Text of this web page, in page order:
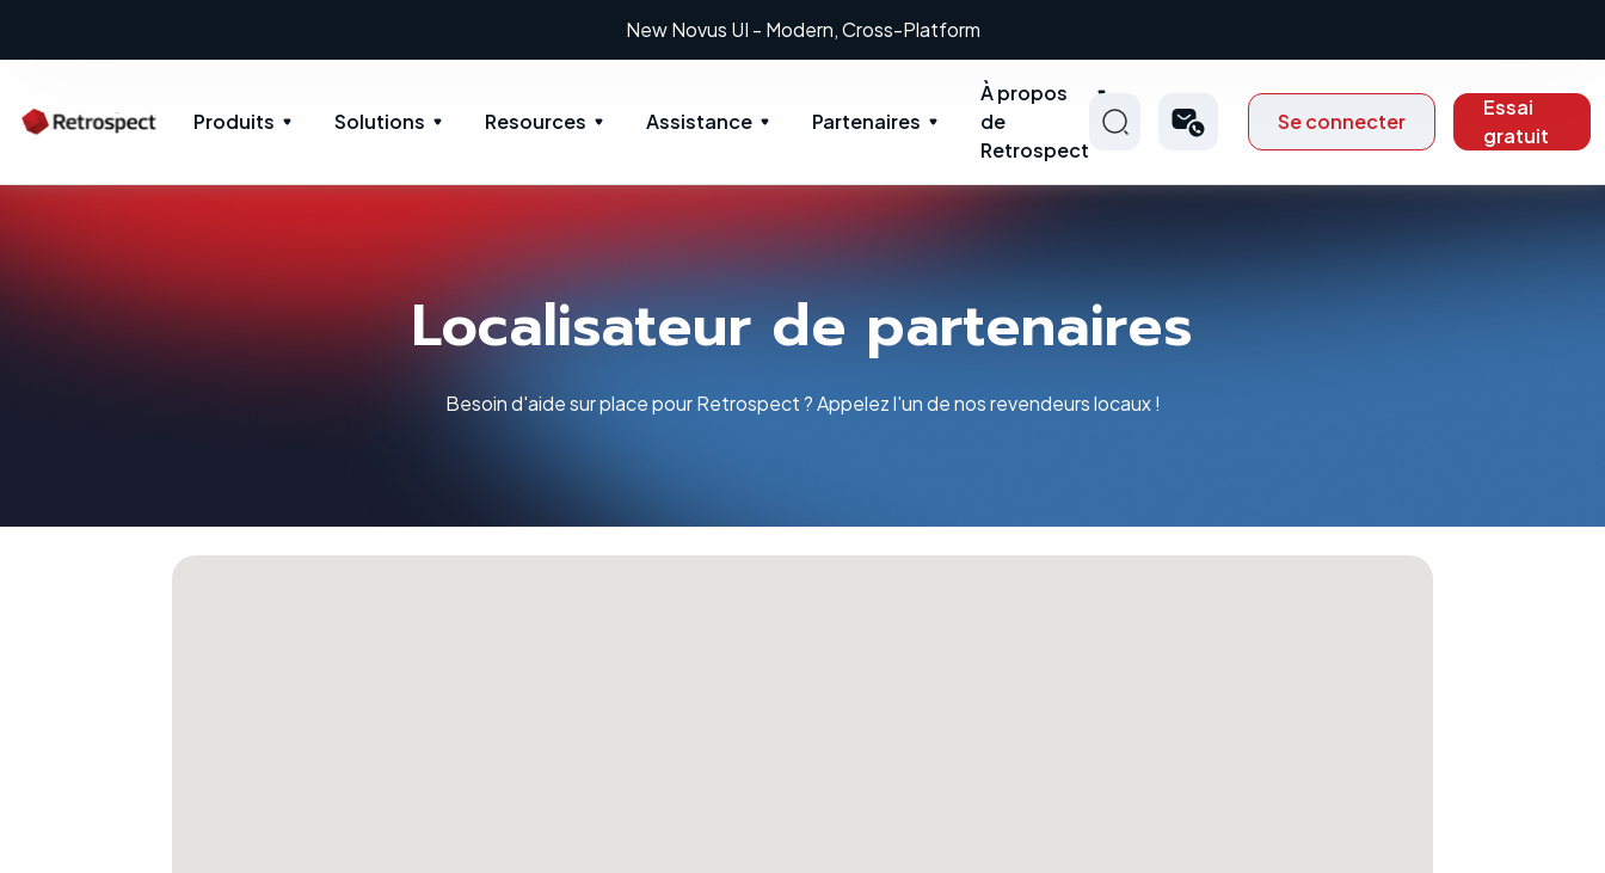
New Novus UI - Modern, Cross-Platform
Produits Solutions Resources Assistance Partenaires
À propos
de
Retrospect
Se connecter
Essai
gratuit
Localisateur de partenaires
Besoin d'aide sur place pour Retrospect ? Appelez l'un de nos revendeurs locaux !